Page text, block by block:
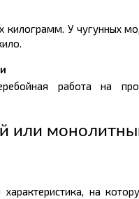
килограмм. У чугунных
работа на
или
на